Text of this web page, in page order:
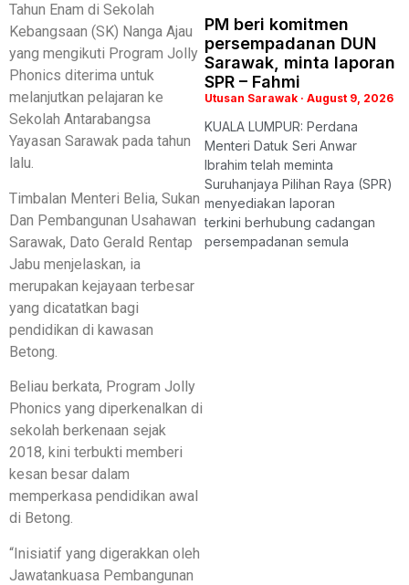
Tahun Enam di Sekolah
Kebangsaan (SK) Nanga Ajau
yang mengikuti Program Jolly
Phonics diterima untuk
melanjutkan pelajaran ke
Sekolah Antarabangsa
Yayasan Sarawak pada tahun
lalu.
Timbalan Menteri Belia, Sukan
Dan Pembangunan Usahawan
Sarawak, Dato Gerald Rentap
Jabu menjelaskan, ia
merupakan kejayaan terbesar
yang dicatatkan bagi
pendidikan di kawasan
Betong.
Beliau berkata, Program Jolly
Phonics yang diperkenalkan di
sekolah berkenaan sejak
2018, kini terbukti memberi
kesan besar dalam
memperkasa pendidikan awal
di Betong.
“Inisiatif yang digerakkan oleh
Jawatankuasa Pembangunan
PM beri komitmen
persempadanan DUN
Sarawak, minta laporan
SPR – Fahmi
Utusan Sarawak August 9, 2026
KUALA LUMPUR: Perdana
Menteri Datuk Seri Anwar
Ibrahim telah meminta
Suruhanjaya Pilihan Raya (SPR)
menyediakan laporan
terkini berhubung cadangan
persempadanan semula